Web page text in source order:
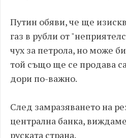
Путин обяви, че ще
газ в рубли от
чух за петрола, но може
той също ще се продава
дори по-важно.
След замразяването на
централна банка,
руската страна.